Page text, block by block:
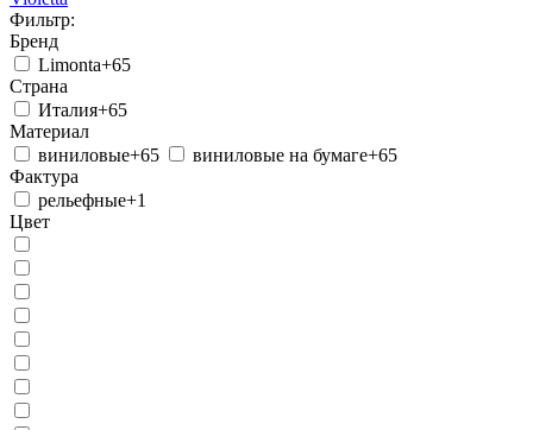
Фильтр:
Бренд
Limonta+65
Страна
Италия+65
Материал
виниловые+65 виниловые на бумаге+65
Фактура
рельефные+1
Цвет